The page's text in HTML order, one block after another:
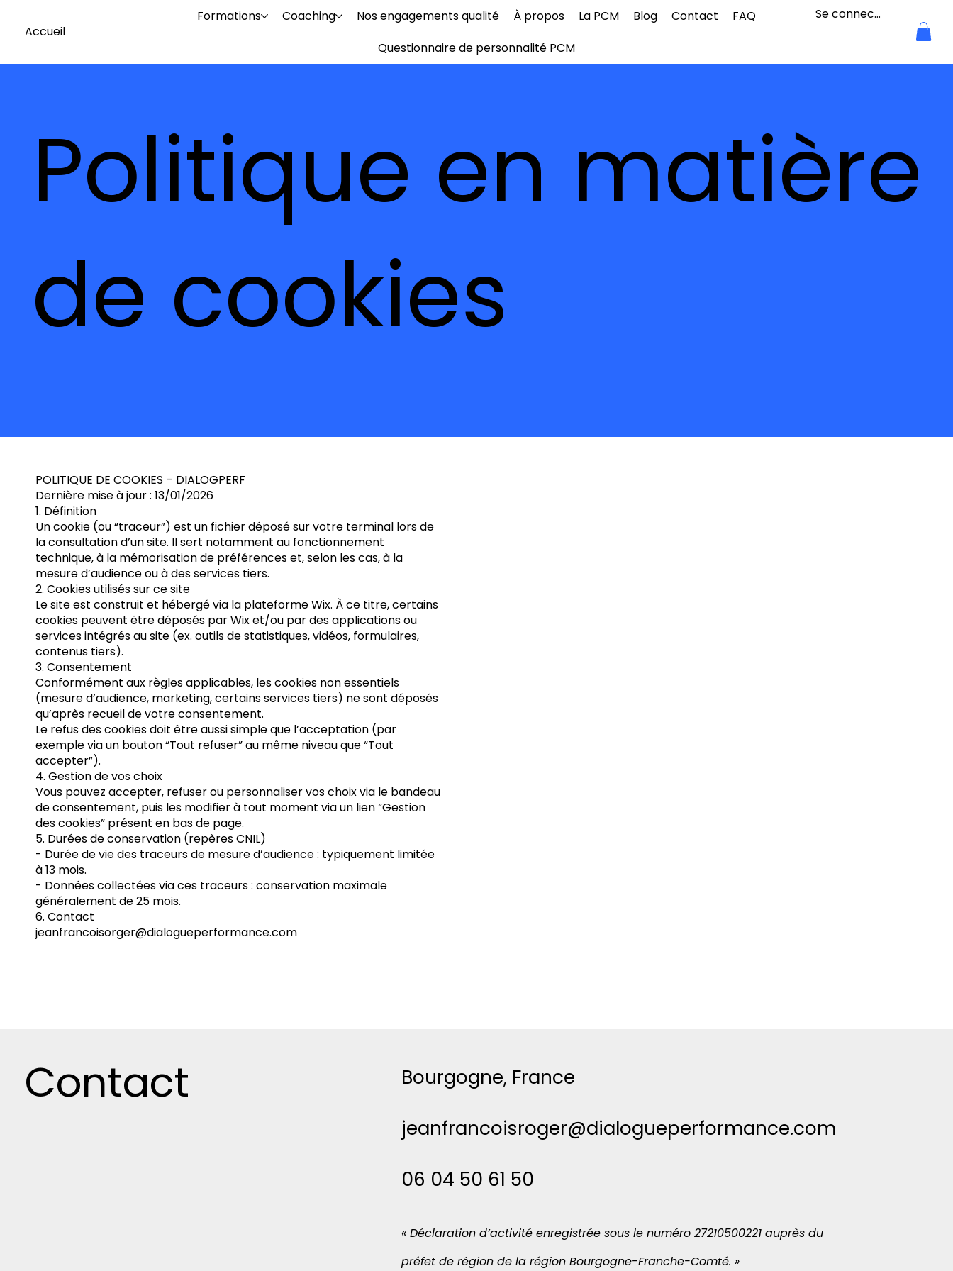
Accueil
Se connecter
Formations Coaching Nos engagements qualité À propos La PCM Blog Contact
FAQ
Questionnaire de personnalité PCM
Politique en matière
de cookies
POLITIQUE DE COOKIES – DIALOGPERF
Dernière mise à jour : 13/01/2026
1. Définition
Un cookie (ou “traceur”) est un fichier déposé sur votre terminal lors de
la consultation d’un site. Il sert notamment au fonctionnement
technique, à la mémorisation de préférences et, selon les cas, à la
mesure d’audience ou à des services tiers.
2. Cookies utilisés sur ce site
Le site est construit et hébergé via la plateforme Wix. À ce titre, certains
cookies peuvent être déposés par Wix et/ou par des applications ou
services intégrés au site (ex. outils de statistiques, vidéos, formulaires,
contenus tiers).
3. Consentement
Conformément aux règles applicables, les cookies non essentiels
(mesure d’audience, marketing, certains services tiers) ne sont déposés
qu’après recueil de votre consentement.
Le refus des cookies doit être aussi simple que l’acceptation (par
exemple via un bouton “Tout refuser” au même niveau que “Tout
accepter”).
4. Gestion de vos choix
Vous pouvez accepter, refuser ou personnaliser vos choix via le bandeau
de consentement, puis les modifier à tout moment via un lien “Gestion
des cookies” présent en bas de page.
5. Durées de conservation (repères CNIL)
- Durée de vie des traceurs de mesure d’audience : typiquement limitée
à 13 mois.
- Données collectées via ces traceurs : conservation maximale
généralement de 25 mois.
6. Contact
jeanfrancoisorger@dialogueperformance.com
Contact
Bourgogne, France
jeanfrancoisroger@dialogueperformance.com
06 04 50 61 50
« Déclaration d’activité enregistrée sous le numéro 27210500221 auprès du
préfet de région de la région Bourgogne-Franche-Comté. »